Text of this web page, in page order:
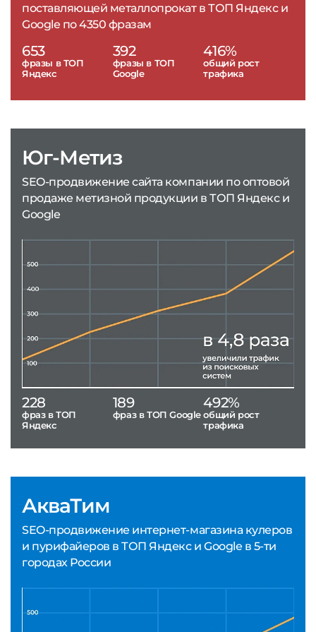
поставляющей металлопрокат в ТОП Яндекс и
Google по 4350 фразам
653
фразы в ТОП
Яндекс
392
фразы в ТОП
Google
416%
общий рост
трафика
АкваТим
SEO-продвижение интернет-магазина кулеров
и пурифайеров в ТОП Яндекс и Google в 5-ти
городах России
Юг-Метиз
SEO-продвижение сайта компании по оптовой
продаже метизной продукции в ТОП Яндекс и
Google
228
фраз в ТОП
Яндекс
189
фраз в ТОП Google
492%
общий рост
трафика